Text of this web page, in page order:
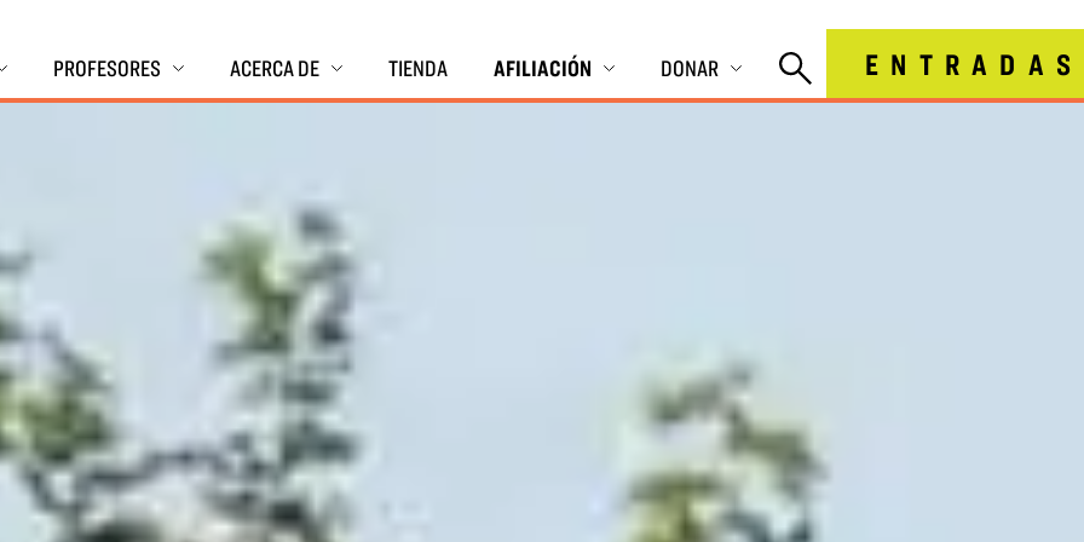
PROFESORES ACERCA DE TIENDA AFILIACIÓN DONAR ENTRADAS